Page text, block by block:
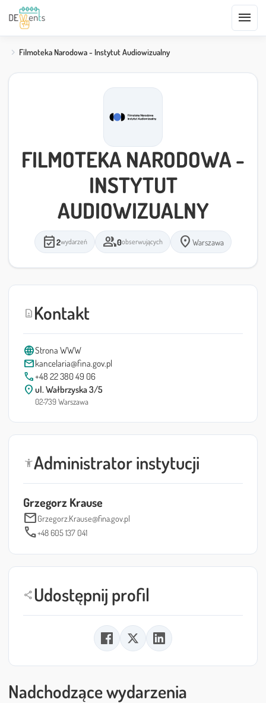
menu
Filmoteka Narodowa - Instytut Audiowizualny
FILMOTEKA NARODOWA -
INSTYTUT
AUDIOWIZUALNY
event_available2wydarzeń group0obserwujących location_on Warszawa
contact_page Kontakt
languageStrona WWW
mailkancelaria@fina.gov.pl
call+48 22 380 49 06
location_on ul. Wałbrzyska 3/5
02-739 Warszawa
accessibility_newAdministrator instytucji
Grzegorz Krause
mailGrzegorz.Krause@fina.gov.pl
call+48 605 137 041
shareUdostępnij profil
Nadchodzące wydarzenia